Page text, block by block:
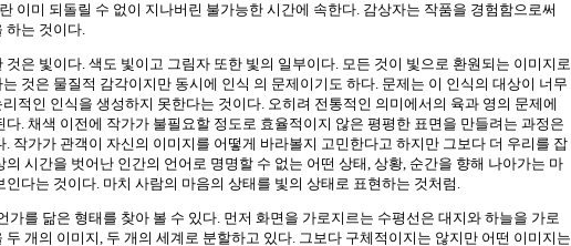
이미 되돌릴 수 없이 지나버린 불가능한 시간에 속한다. 감상자는 작품을 경험함으로써
하는 것이다.
은 빛이다. 색도 빛이고 그림자 또한 빛의 일부이다. 모든 것이 빛으로 환원되는 이미지로
것은 물질적 감각이지만 동시에 인식 의 문제이기도 하다. 문제는 이 인식의 대상이 너무
적인 인식을 생성하지 못한다는 것이다. 오히려 전통적인 의미에서의 육과 영의 문제에
. 채색 이전에 작가가 불필요할 정도로 효율적이지 않은 평평한 표면을 만들려는 과정은
작가가 관객이 자신의 이미지를 어떻게 바라볼지 고민한다고 하지만 그보다 더 우리를 잡
시간을 벗어난 인간의 언어로 명명할 수 없는 어떤 상태, 상황, 순간을 향해 나아가는 마
다는 것이다. 마치 사람의 마음의 상태를 빛의 상태로 표현하는 것처럼.
가를 닮은 형태를 찾아 볼 수 있다. 먼저 화면을 가로지르는 수평선은 대지와 하늘을 가로
개의 이미지, 두 개의 세계로 분할하고 있다. 그보다 구체적이지는 않지만 어떤 이미지는